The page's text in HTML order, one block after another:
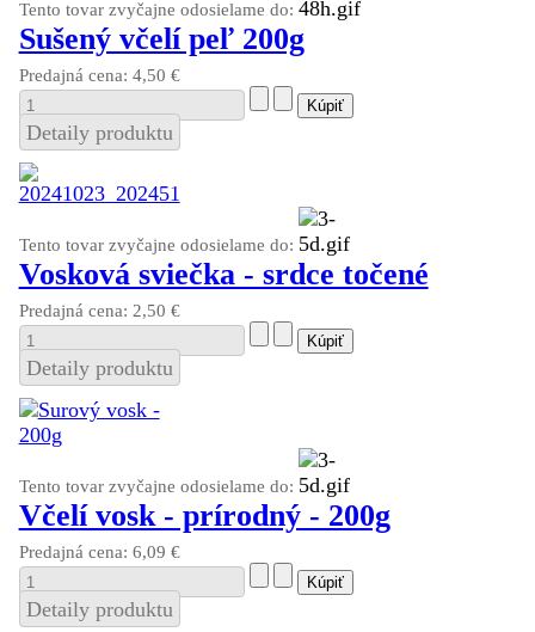
Tento tovar zvyčajne odosielame do:
Sušený včelí peľ 200g
Predajná cena: 4,50 €
Detaily produktu
Tento tovar zvyčajne odosielame do:
Vosková sviečka - srdce točené
Predajná cena: 2,50 €
Detaily produktu
Tento tovar zvyčajne odosielame do:
Včelí vosk - prírodný - 200g
Predajná cena: 6,09 €
Detaily produktu